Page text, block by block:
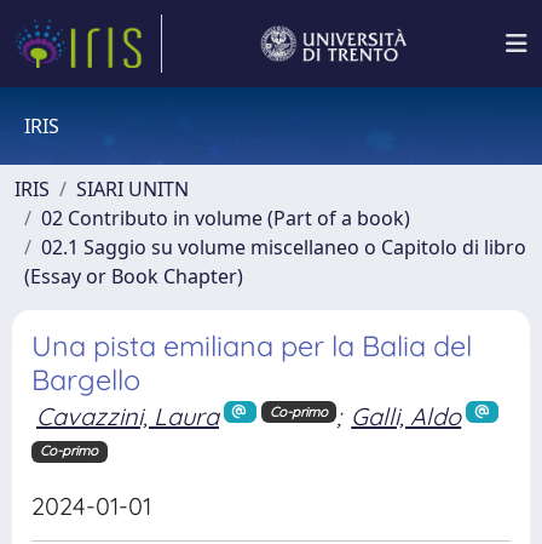
IRIS
IRIS
SIARI UNITN
02 Contributo in volume (Part of a book)
02.1 Saggio su volume miscellaneo o Capitolo di libro
(Essay or Book Chapter)
Una pista emiliana per la Balia del
Bargello
Cavazzini, Laura Co-primo ; Galli, Aldo
Co-primo
2024-01-01